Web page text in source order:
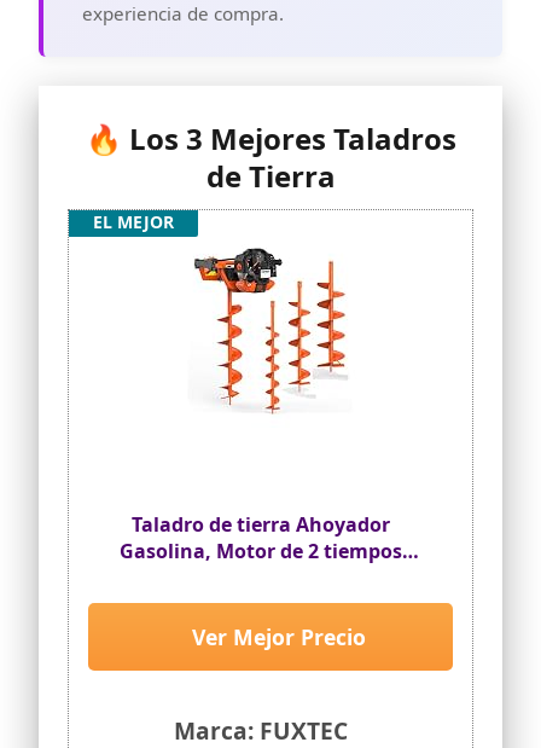
experiencia de compra.
🔥 Los 3 Mejores Taladros
de Tierra
Taladro de tierra Ahoyador
Gasolina, Motor de 2 tiempos
3 brocas de 100/150/200mm
Marca: FUXTEC
Ver Mejor Precio
EL MEJOR